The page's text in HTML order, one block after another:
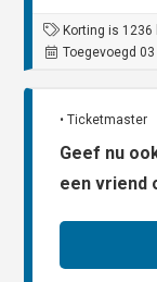
Korting is 1236
Toegevoegd
• Ticketmaster
Geef nu
een vriend